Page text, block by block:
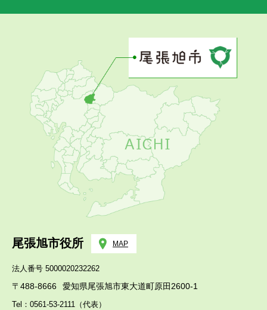
尾張旭市役所 MAP
法人番号 5000020232262
〒488-8666 愛知県尾張旭市東大道町原田2600-1
Tel：0561-53-2111（代表）